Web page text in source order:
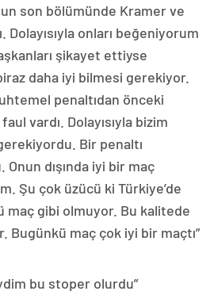
son bölümünde Kramer ve
onları beğeniyorum
şikayet ettiyse
daha iyi bilmesi gerekiyor.
penaltıdan önceki
vardı. Dolayısıyla bizim
Bir penaltı
dışında iyi bir maç
Şu çok üzücü ki Türkiye’de
maç gibi olmuyor. Bu kalitede
Bugünkü maç çok iyi bir maçtı”
bu stoper olurdu”